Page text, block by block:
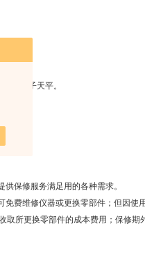
坏电子天平。
保修服务满足用的各种需求。
费维修仪器或更换零部件；但因使
取所更换零部件的成本费用；保修期